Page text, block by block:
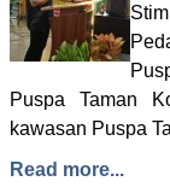
Puspa Taman
kawasan Puspa
Read more...